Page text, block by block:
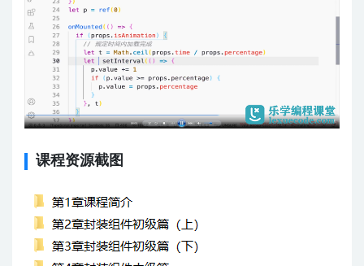
课程资源截图